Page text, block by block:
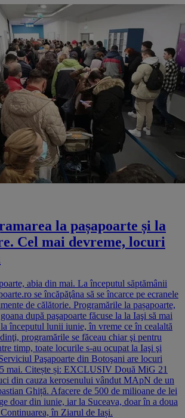
la pașapoarte și la
Cel mai devreme, locuri
abia din mai. La începutul săptămânii
se încăpăţâna să se încarce pe ecranele
de călătorie. Programările la pașapoarte,
după paşapoarte făcuse la la Iaşi să mai
începutul lunii iunie, în vreme ce în cealaltă
programările se făceau chiar şi pentru
timp, toate locurile s-au ocupat la Iaşi şi
Paşapoarte din Botoşani are locuri
mai. Citește și: EXCLUSIV Două MiG 21
din cauza kerosenului vândut MApN de un
Ghiță. Afacere de 500 de milioane de lei
doar din iunie, iar la Suceava, doar în a doua
în Ziarul de Iași.